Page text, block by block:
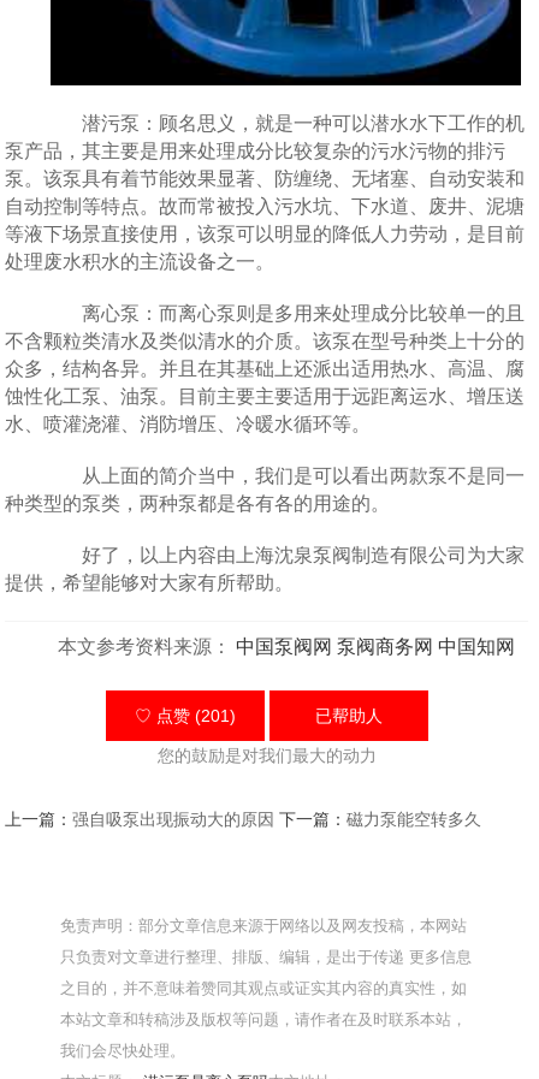
潜污泵：顾名思义，就是一种可以潜水水下工作的机
泵产品，其主要是用来处理成分比较复杂的污水污物的排污
泵。该泵具有着节能效果显著、防缠绕、无堵塞、自动安装和
自动控制等特点。故而常被投入污水坑、下水道、废井、泥塘
等液下场景直接使用，该泵可以明显的降低人力劳动，是目前
处理废水积水的主流设备之一。
离心泵：而离心泵则是多用来处理成分比较单一的且
不含颗粒类清水及类似清水的介质。该泵在型号种类上十分的
众多，结构各异。并且在其基础上还派出适用热水、高温、腐
蚀性化工泵、油泵。目前主要主要适用于远距离运水、增压送
水、喷灌浇灌、消防增压、冷暖水循环等。
从上面的简介当中，我们是可以看出两款泵不是同一
种类型的泵类，两种泵都是各有各的用途的。
好了，以上内容由上海沈泉泵阀制造有限公司为大家
提供，希望能够对大家有所帮助。
本文参考资料来源： 中国泵阀网 泵阀商务网 中国知网
♡ 点赞 (201) 已帮助人
您的鼓励是对我们最大的动力
上一篇：强自吸泵出现振动大的原因 下一篇：磁力泵能空转多久
免责声明：部分文章信息来源于网络以及网友投稿，本网站
只负责对文章进行整理、排版、编辑，是出于传递 更多信息
之目的，并不意味着赞同其观点或证实其内容的真实性，如
本站文章和转稿涉及版权等问题，请作者在及时联系本站，
我们会尽快处理。